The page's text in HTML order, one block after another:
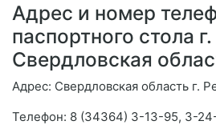
Адрес и номер
паспортного стола
Свердловская
Адрес: Свердловская область г.
Телефон: 8 (34364) 3-13-95, 3-